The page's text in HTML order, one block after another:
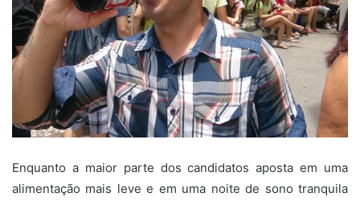
Enquanto a maior parte dos candidatos aposta em uma
alimentação mais leve e em uma noite de sono tranquila